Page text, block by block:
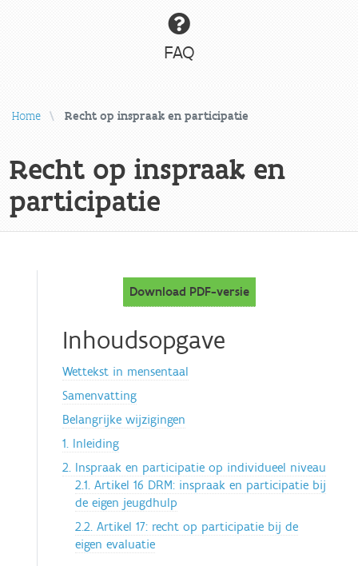
FAQ
Home Recht op inspraak en participatie
Recht op inspraak en
participatie
Download PDF-versie
Inhoudsopgave
Wettekst in mensentaal
Samenvatting
Belangrijke wijzigingen
1. Inleiding
2. Inspraak en participatie op individueel niveau
2.1. Artikel 16 DRM: inspraak en participatie bij
de eigen jeugdhulp
2.2. Artikel 17: recht op participatie bij de
eigen evaluatie